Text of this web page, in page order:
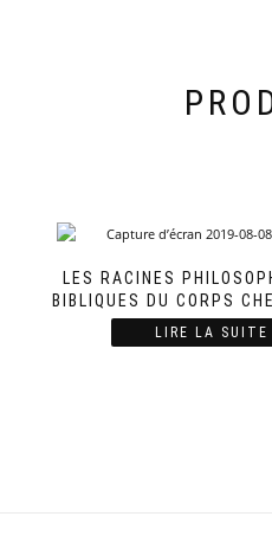
LES RACINES
BIBLIQUES DU CORPS
LIRE LA SUITE